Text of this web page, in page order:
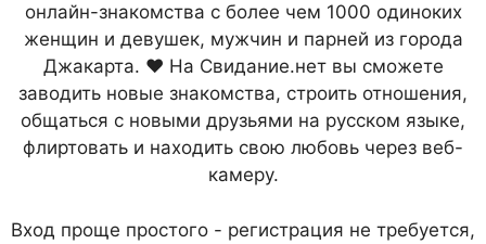
онлайн-знакомства с более чем 1000 одиноких
женщин и девушек, мужчин и парней из города
Джакарта. ❤ На Свидание.нет вы сможете
заводить новые знакомства, строить отношения,
общаться с новыми друзьями на русском языке,
флиртовать и находить свою любовь через веб-
камеру.
Вход проще простого - регистрация не требуется,